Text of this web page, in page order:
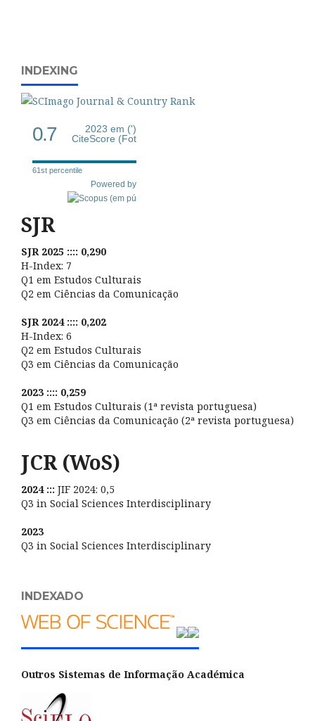
INDEXING
0.7
2023 em (')
CiteScore (Fot
61st percentile
Powered by
SJR
SJR 2025 :::: 0,290
H-Index: 7
Q1 em Estudos Culturais
Q2 em Ciências da Comunicação
SJR 2024 :::: 0,202
H-Index: 6
Q2 em Estudos Culturais
Q3 em Ciências da Comunicação
2023 :::: 0,259
Q1 em Estudos Culturais (1ª revista portuguesa)
Q3 em Ciências da Comunicação (2ª revista portuguesa)
JCR (WoS)
2024 ::: JIF 2024: 0,5
Q3 in Social Sciences Interdisciplinary
2023
Q3 in Social Sciences Interdisciplinary
INDEXADO
Outros Sistemas de Informação Académica